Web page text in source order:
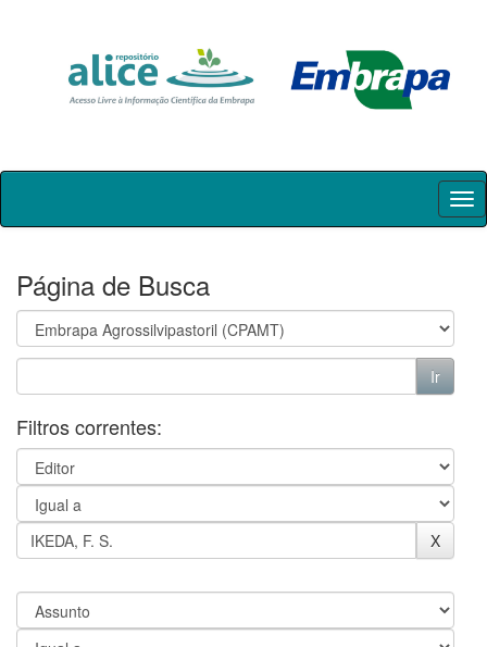
Skip
Página de Busca
Filtros correntes: